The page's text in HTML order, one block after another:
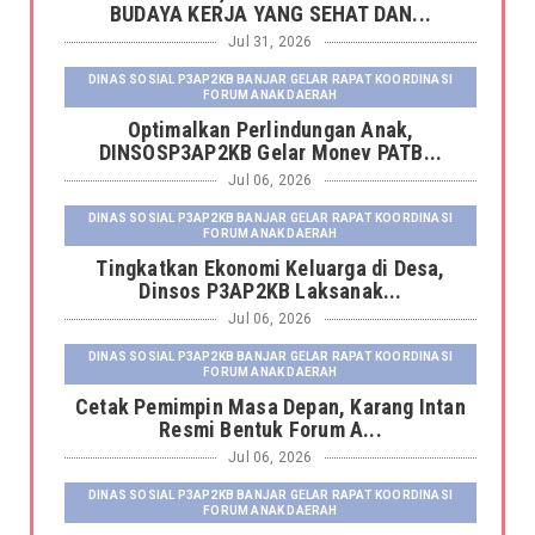
BUDAYA KERJA YANG SEHAT DAN...
Jul 31, 2026
DINAS SOSIAL P3AP2KB BANJAR GELAR RAPAT KOORDINASI
FORUM ANAK DAERAH
Optimalkan Perlindungan Anak,
DINSOSP3AP2KB Gelar Monev PATB...
Jul 06, 2026
DINAS SOSIAL P3AP2KB BANJAR GELAR RAPAT KOORDINASI
FORUM ANAK DAERAH
Tingkatkan Ekonomi Keluarga di Desa,
Dinsos P3AP2KB Laksanak...
Jul 06, 2026
DINAS SOSIAL P3AP2KB BANJAR GELAR RAPAT KOORDINASI
FORUM ANAK DAERAH
Cetak Pemimpin Masa Depan, Karang Intan
Resmi Bentuk Forum A...
Jul 06, 2026
DINAS SOSIAL P3AP2KB BANJAR GELAR RAPAT KOORDINASI
FORUM ANAK DAERAH